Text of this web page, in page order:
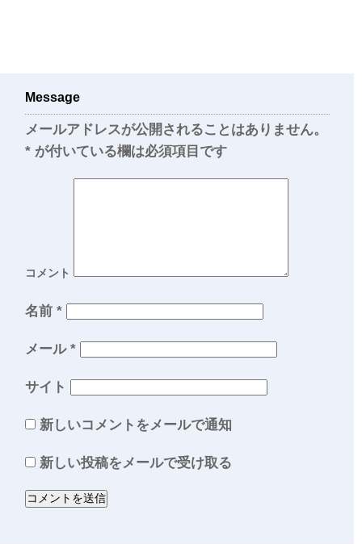
Message
メールアドレスが公開されることはありません。
* が付いている欄は必須項目です
コメント
名前 *
メール *
サイト
新しいコメントをメールで通知
新しい投稿をメールで受け取る